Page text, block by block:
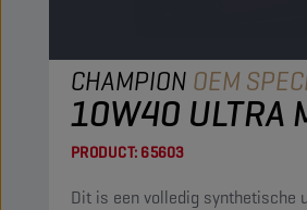
CHAMPION OEM
10W40 ULTRA
PRODUCT: 65603
Dit is een volledig synthetische